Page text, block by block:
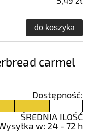
do koszyka
carmel
Dostępność:
ŚREDNIA ILOŚĆ
w: 24 - 72 h